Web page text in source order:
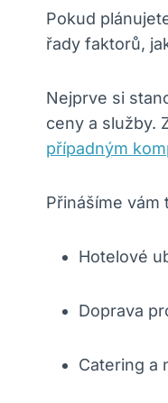
Pokud
řady faktorů,
Nejprve si
ceny a služby.
případným
Přinášíme
Hotelové
Doprava
Catering a